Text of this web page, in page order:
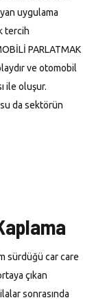
uygulama
tercih
PARLATMAK
ve otomobil
ile oluşur.
da sektörün
sürdüğü car care
çıkan
sonrasında